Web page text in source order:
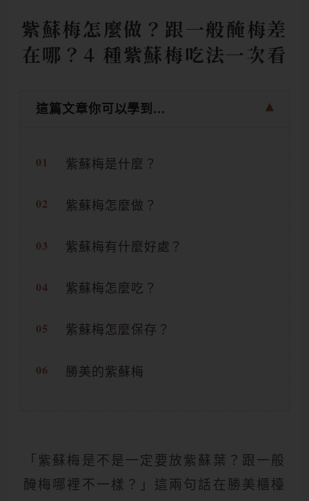
紫蘇梅怎麼做？跟一般醃梅差
在哪？4 種紫蘇梅吃法一次看
這篇文章你可以學到...
紫蘇梅是什麼？
紫蘇梅怎麼做？
紫蘇梅有什麼好處？
紫蘇梅怎麼吃？
紫蘇梅怎麼保存？
勝美的紫蘇梅
「紫蘇梅是不是一定要放紫蘇葉？跟一般
醃梅哪裡不一樣？」這兩句話在勝美櫃檯